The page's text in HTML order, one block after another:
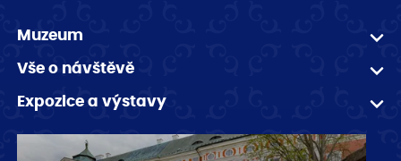
Muzeum
Vše o návštěvě
Expozice a výstavy